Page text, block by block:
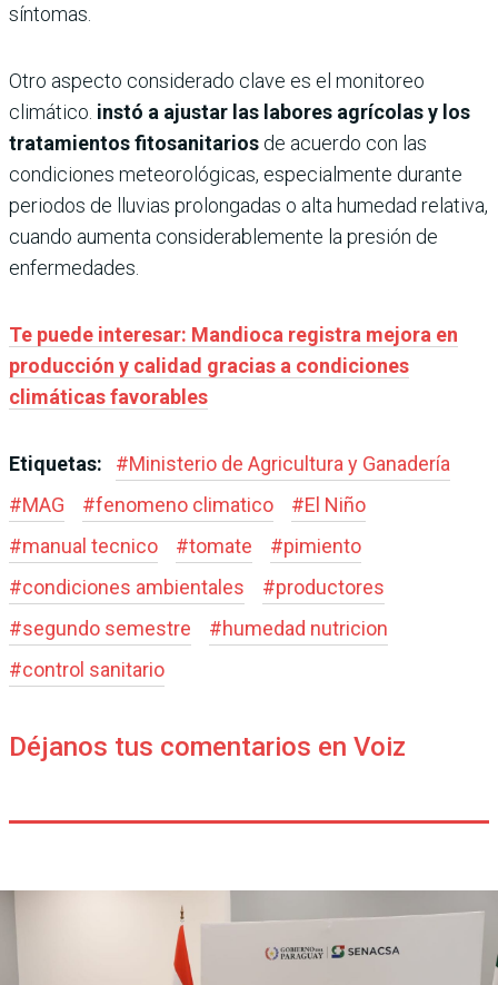
síntomas.
Otro aspecto considerado clave es el monitoreo
climático. instó a ajustar las labores agrícolas y los
tratamientos fitosanitarios de acuerdo con las
condiciones meteorológicas, especialmente durante
periodos de lluvias prolongadas o alta humedad relativa,
cuando aumenta considerablemente la presión de
enfermedades.
Te puede interesar: Mandioca registra mejora en
producción y calidad gracias a condiciones
climáticas favorables
Etiquetas: #Ministerio de Agricultura y Ganadería
#MAG #fenomeno climatico #El Niño
#manual tecnico #tomate #pimiento
#condiciones ambientales #productores
#segundo semestre #humedad nutricion
#control sanitario
Déjanos tus comentarios en Voiz